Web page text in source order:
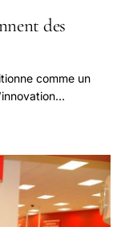
des
comme un